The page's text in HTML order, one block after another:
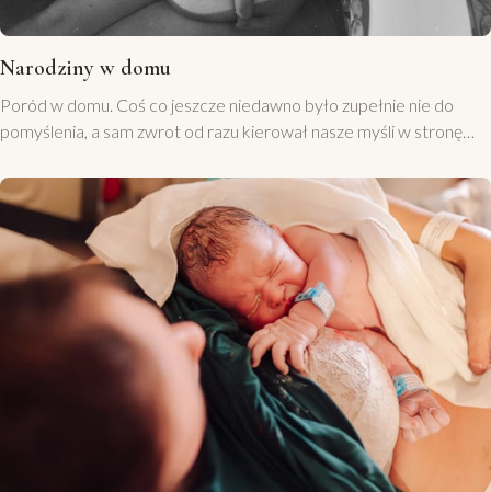
Narodziny w domu
Poród w domu. Coś co jeszcze niedawno było zupełnie nie do
pomyślenia, a sam zwrot od razu kierował nasze myśli w stronę
Jednak w ostatnich latach wiele się zmieniło, nie tylko na samych
porodówkach. Również w nas, mamach. Dzięki temu